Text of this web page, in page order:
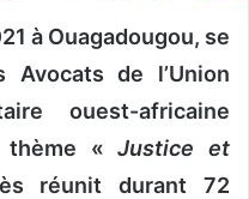
à Ouagadougou, se
de l’Union
ouest-africaine
thème «Justice et
réunit durant 72